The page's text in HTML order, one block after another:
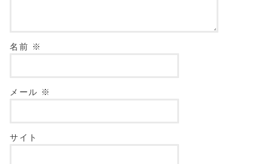
名前 ※
メール ※
サイト